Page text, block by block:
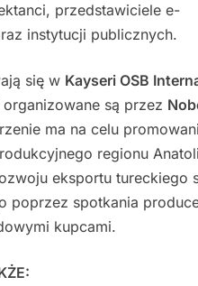
przedstawiciele e-
instytucji publicznych.
się w Kayseri OSB
organizowane są przez
ma na celu
regionu
eksportu tureckiego
poprzez spotkania
kupcami.